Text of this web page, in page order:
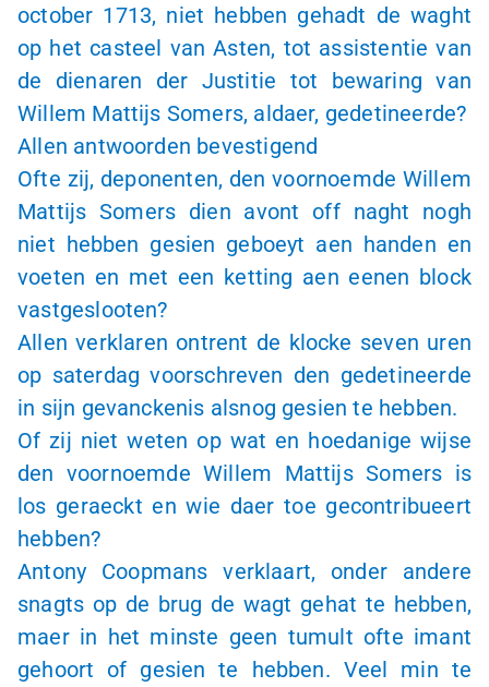
october 1713, niet hebben gehadt de waght
op het casteel van Asten, tot assistentie van
de dienaren der Justitie tot bewaring van
Willem Mattijs Somers, aldaer, gedetineerde?
Allen antwoorden bevestigend
Ofte zij, deponenten, den voornoemde Willem
Mattijs Somers dien avont off naght nogh
niet hebben gesien geboeyt aen handen en
voeten en met een ketting aen eenen block
vastgeslooten?
Allen verklaren ontrent de klocke seven uren
op saterdag voorschreven den gedetineerde
in sijn gevanckenis alsnog gesien te hebben.
Of zij niet weten op wat en hoedanige wijse
den voornoemde Willem Mattijs Somers is
los geraeckt en wie daer toe gecontribueert
hebben?
Antony Coopmans verklaart, onder andere
snagts op de brug de wagt gehat te hebben,
maer in het minste geen tumult ofte imant
gehoort of gesien te hebben. Veel min te